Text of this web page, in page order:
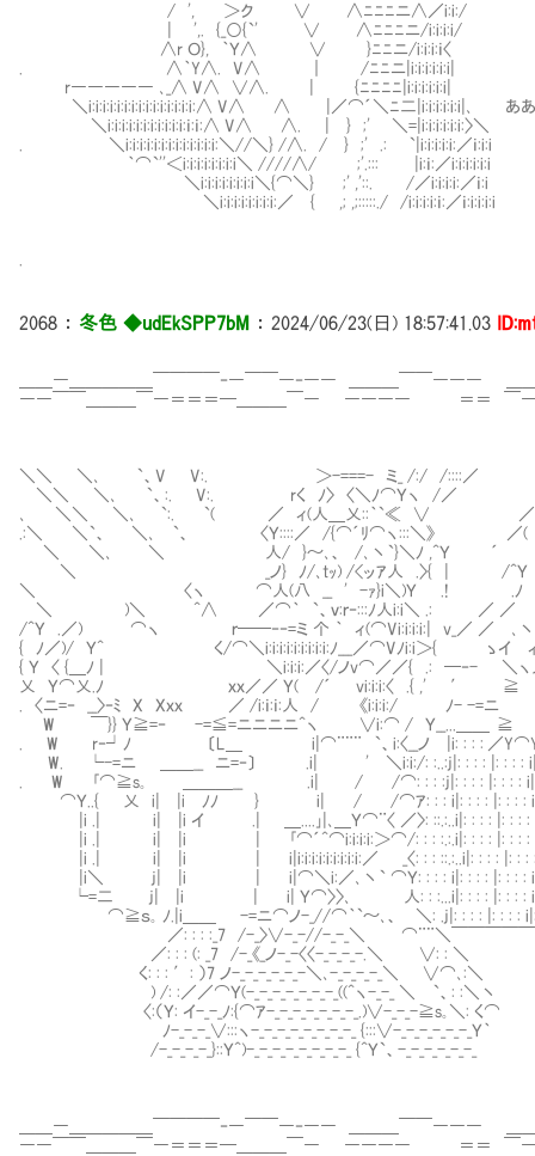
/ ', ＞ク ∨ ∧ﾆﾆﾆニ∧／i:i:/
| ',. {_○{`' ∨ ∧ﾆﾆﾆニ/i:i:i:i/
∧r Ｏ}, ｀Ｙ∧ ∨ }ﾆﾆニ/i:i:i:ｉ〈
. ∧｀Y∧. V∧ ｜ /ﾆﾆニ|i:i:i:i:i:i|
r――――― ､_∧ V∧ ∨∧. | {ﾆﾆﾆﾆ|i:i:i:i:i:i|
＼i:i:i:i:i:i:i:i:i:i:i:i:i:i:i:∧ V∧ Ⅵ∧ |／⌒´＼ﾆ二|i:i:i:i:i:i|､ ああ、でき
＼i:i:i:i:i:i:i:i:i:i:i:ｉ:ｉ:∧ V∧ Ⅶ∧. | } ;' ＼=|i:i:i:i:i:i:〉＼
. ＼i:i:i:i:i:i:i:i:i:i:i:i:i:＼//＼} /∧. / } ;' .: `|i:i:i:i:i:／ｉ:i:i
｀⌒`''＜i:i:i:i:i:i:i:i＼ ////∧/ ;'.::: |i:ｉ:／i:i:i:i:i:i
＼i:i:i:i:i:i:i:i＼{⌒＼} ;' ,'::. /／i:i:i:i:／ｉ:i
＼i:i:i:i:i:i:i:i:／ { ,; ,;:::::./ /i:i:i:i:ｉ:／ｉ:i:i:i:i
2068 ： 冬色 ◆udEkSPP7bM ： 2024/06/23(日) 18:57:41.03
＿＿―＿＿＿＿＿￣￣￣￣‐―￣￣―‐―― ＿＿＿￣￣――― ＿
――￣￣＿＿＿￣―＝＝＝━＿＿＿￣― ―――― ＝＝ ￣――
＼＼ ＼､ `、V V:. ＞-===- ミ_ /:/ /::::
＼＼ ＼､ `、:. V:. rく ﾉ〉 〈＼ﾉ⌒Ｙヽ /／
､ ＼＼ ＼､ `:. `( ／ ィ(人＿乂::｀`≪ ∨ ／
.:＼ ＼`、 ＼､ `、 〈Ｙ::::／ /{⌒´ﾘ⌒ヽ:::＼》
＼ ＼､ ＼ 人/ }～､、 /､丶`}＼ﾉ ,^Ｙ ´
＼ _ノ} ﾉ/､tｯ) /<ッｱ人 .〉{ | /^
＼ 〈ヽ ⌒人(八 __ ' -ｧ}i＼)Ｙ .! .
＼ )＼ ^∧ ／⌒｀ `、ｖ:ｒ‐:::ﾉ人i:i＼ .: ／ ／
/^Ｙ .／) ⌒ヽ ｒ──‐‐=ミ 个 ｀ ィ(⌒Vi:i:i:i:| v_／ ／ ､丶`
{ ﾉ／)/ Ｙ^ く/⌒＼i:i:i:i:i:i:i:i:i:ﾉ___／⌒Vﾉi:i＞{ ゝイ
{ Ｙ 〈 {＿ﾉ | ＼i:i:i:／〈/ノv⌒／／{ .: ─‐- ＼ヽ人_从人__从
乂 Ｙ⌒乂.ﾉ ｘｘ／／ Ｙ( /
. 〈ニ=‐ __〉‐ﾐ X Xｘｘ ／ /i:ｉ:ｉ:人 / 《i:i:i:/ ﾉ- -=
W ￣}} Ｙ≧=‐ -=≦=ニニニニ^
. W r‐┘ﾉ 〔L＿ i|⌒¨¨¨ `、i:〈__ノ |i: : : : ／
W. └-=ニ ＿＿__ ニ=‐〕 .i| ' ＼i:i:/: :..:j|: : : : |: : : : i|:
. W ｢⌒≧s｡ ＿＿＿__ .i| / /⌒: : : :j|: : : : |: : : : i|: :
⌒Ｙ..{ 乂 i| |i ﾉﾉ } i| / /⌒ｱ: : : i|: : : : |: : : : i|: :
|i .| i| |i イ .| ＿....｣|､＿Ｙ⌒¨〈 ／〉: ::.:..i|: : : : |: : : : i|:
|i .| i| |i | ｢⌒´^⌒i:i:i:i:＞⌒/: : : :.:.i|: : : : |: : : : i|: :
|i .| i| |i | i|i:i:i:i:i:i:i:i:i:／ _〈: : : ::.:..i|: : : : |: : : : i|:
|i＼ j| |i | i|⌒＼i:／､丶` ⌒Ｙ: : : : i|: : : : |: : : : i|: :
└=二 j| |i | i| Ｙ⌒〉〉､ 人: : :...i|: : : : |: : : : i|: :
⌒≧ｓ｡ ﾉ.|i＿＿ -=ニ⌒ノ-_//⌒｀`～､、 ＼: .j|: : : : |: : : : i|:
／: : : :_7 /-_〉∨-_-//-_-_＼ ⌒¨¨＼￣￣￣￣￣￣
／: : : (: _7 /-_《_ノ-_-〈〈-_-_-_-.＼ ∨: : ＼
く: : : ′: ）7 ノ-_-_-_-_-_-＼､-_-_-_-_＼ ∨⌒､:＼
) /: :／／⌒Ｙ(-_-_-_-_-_-_-_((^ヽ-_-_ ＼ `、: :＼丶
〈:（Ｙ: イ-_-_ﾉ:{⌒ｱ-_-_-_-_-_-_-_.)∨-_-_-≧s｡＼: く⌒
ﾉ-_-_-_∨:::ヽ-_-_-_-_-_-_-_-_ {:::∨-_-_-_-_-_-_Ｙ｀
/-_-_-_-_}::Ｙ^)-_-_-_-_-_-_-_-_ {^Ｙ`、-_-_-_-_-_-_
＿＿―＿＿＿＿＿￣￣￣￣‐―￣￣―‐―― ＿＿＿￣￣――― ＿
――￣￣＿＿＿￣―＝＝＝━＿＿＿￣― ―――― ＝＝ ￣――